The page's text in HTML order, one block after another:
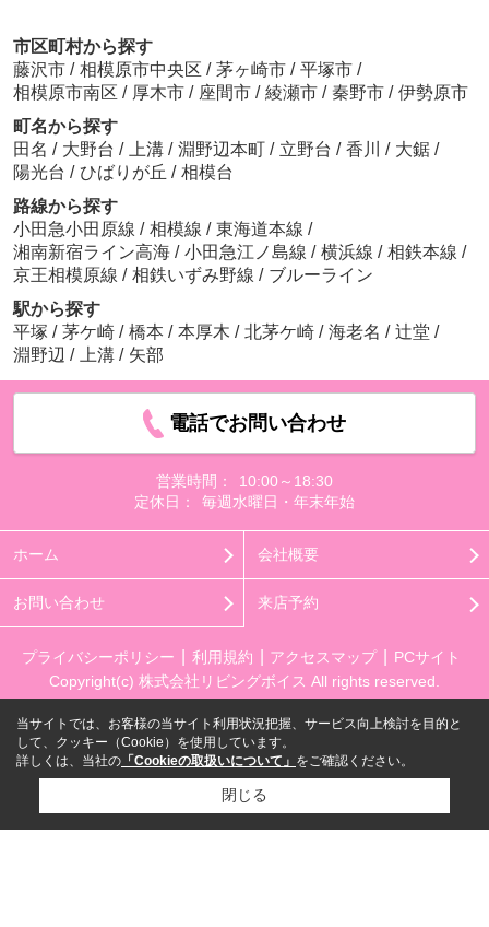
市区町村から探す
藤沢市 / 相模原市中央区 / 茅ヶ崎市 / 平塚市 /
相模原市南区 / 厚木市 / 座間市 / 綾瀬市 / 秦野市 / 伊勢原市
町名から探す
田名 / 大野台 / 上溝 / 淵野辺本町 / 立野台 / 香川 / 大鋸 /
陽光台 / ひばりが丘 / 相模台
路線から探す
小田急小田原線 / 相模線 / 東海道本線 /
湘南新宿ライン高海 / 小田急江ノ島線 / 横浜線 / 相鉄本線 /
京王相模原線 / 相鉄いずみ野線 / ブルーライン
駅から探す
平塚 / 茅ケ崎 / 橋本 / 本厚木 / 北茅ケ崎 / 海老名 / 辻堂 /
淵野辺 / 上溝 / 矢部
電話でお問い合わせ
営業時間：
10:00～18:30
定休日：
毎週水曜日・年末年始
ホーム 会社概要
お問い合わせ 来店予約
プライバシーポリシー 利用規約 アクセスマップ
PCサイト
Copyright(c) 株式会社リビングボイス All rights reserved.
当サイトでは、お客様の当サイト利用状況把握、サービス向上検討を目的と
して、クッキー（Cookie）を使用しています。
詳しくは、当社の 「Cookieの取扱いについて」 をご確認ください。
閉じる